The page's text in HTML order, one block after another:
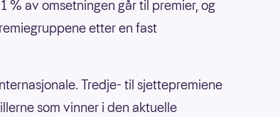
% av omsetningen går til premier, og
etter en fast
Tredje- til sjettepremiene
som vinner i den aktuelle